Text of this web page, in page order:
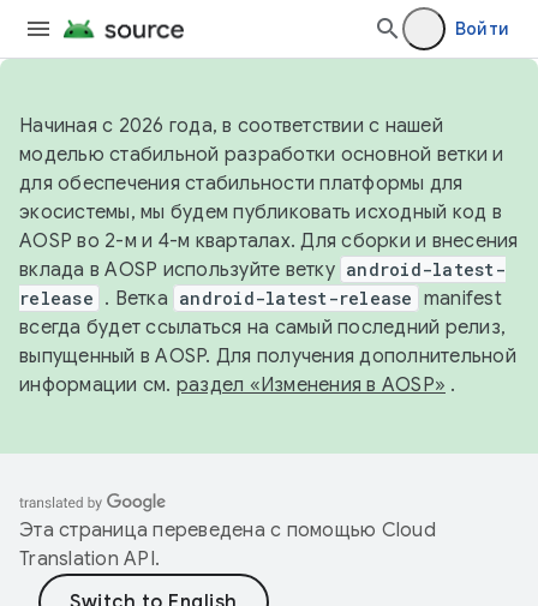
Войти
Начиная с 2026 года, в соответствии с нашей
моделью стабильной разработки основной ветки и
для обеспечения стабильности платформы для
экосистемы, мы будем публиковать исходный код в
AOSP во 2-м и 4-м кварталах. Для сборки и внесения
вклада в AOSP используйте ветку android-latest-
release . Ветка android-latest-release manifest
всегда будет ссылаться на самый последний релиз,
выпущенный в AOSP. Для получения дополнительной
информации см. раздел «Изменения в AOSP» .
Эта страница переведена с помощью Cloud
Translation API.